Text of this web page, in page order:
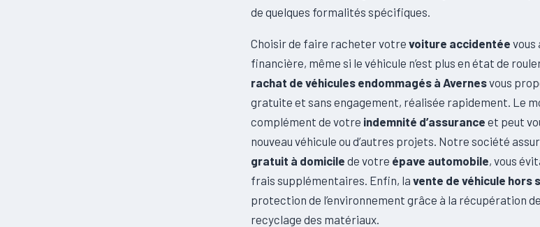
de quelques formalités spécifiques.
Choisir de faire racheter votre voiture accidentée vous
financière, même si le véhicule n’est plus en état de
rachat de véhicules endommagés à Avernesvous
gratuite et sans engagement, réalisée rapidement. Le
complément de votre indemnité d’assurance et peut
nouveau véhicule ou d’autres projets. Notre société
gratuit à domicile de votre épave automobile, vous
frais supplémentaires. Enfin, la vente de véhicule hors
protection de l’environnement grâce à la récupération
recyclage des matériaux.